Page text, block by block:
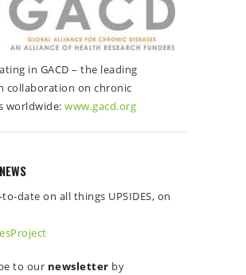
in GACD – the leading
collaboration on chronic
worldwide: www.gacd.org
date on all things UPSIDES, on
to our newsletter by